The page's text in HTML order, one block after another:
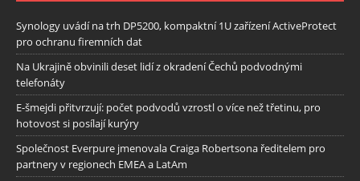
Synology uvádí na trh DP5200, kompaktní 1U zařízení ActiveProtect
pro ochranu firemních dat
Na Ukrajině obvinili deset lidí z okradení Čechů podvodnými
telefonáty
E-šmejdi přitvrzují: počet podvodů vzrostl o více než třetinu, pro
hotovost si posílají kurýry
Společnost Everpure jmenovala Craiga Robertsona ředitelem pro
partnery v regionech EMEA a LatAm